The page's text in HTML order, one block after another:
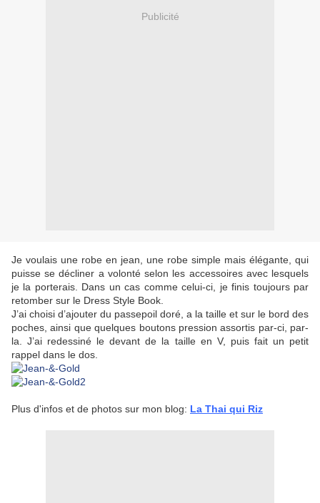
Publicité
Je voulais une robe en jean, une robe simple mais élégante, qui
puisse se décliner a volonté selon les accessoires avec lesquels
je la porterais. Dans un cas comme celui-ci, je finis toujours par
retomber sur le Dress Style Book.
J’ai choisi d’ajouter du passepoil doré, a la taille et sur le bord des
poches, ainsi que quelques boutons pression assortis par-ci, par-
la. J’ai redessiné le devant de la taille en V, puis fait un petit
rappel dans le dos.
Plus d'infos et de photos sur mon blog: La Thai qui Riz